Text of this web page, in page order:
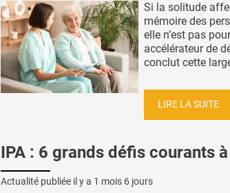
Si la solitude
mémoire des
elle n’est pas
accélérateur de
conclut cette
LIRE LA SUITE
IPA : 6 grands défis courants
Actualité publiée il y a 1 mois 6 jours